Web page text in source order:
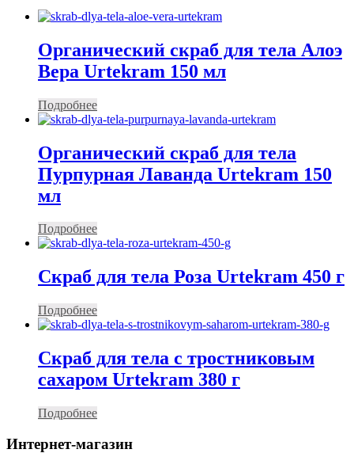
Органический скраб для тела Алоэ
Вера Urtekram 150 мл
Подробнее
Органический скраб для тела
Пурпурная Лаванда Urtekram 150
мл
Подробнее
Скраб для тела Роза Urtekram 450 г
Подробнее
Скраб для тела с тростниковым
сахаром Urtekram 380 г
Подробнее
Интернет-магазин